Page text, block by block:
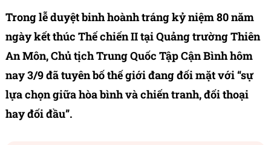
Trong lễ duyệt binh hoành tráng kỷ niệm 80 năm
ngày kết thúc Thế chiến II tại Quảng trường Thiên
An Môn, Chủ tịch Trung Quốc Tập Cận Bình hôm
nay 3/9 đã tuyên bố thế giới đang đối mặt với “sự
lựa chọn giữa hòa bình và chiến tranh, đối thoại
hay đối đầu”.